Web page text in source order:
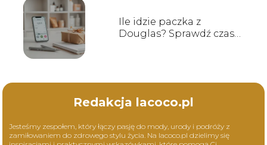
Ile idzie paczka z
Douglas? Sprawdź czas
Redakcja lacoco.pl
Jesteśmy zespołem, który łączy pasję do mody, urody i podróży z
zamiłowaniem do zdrowego stylu życia. Na lacoco.pl dzielimy się